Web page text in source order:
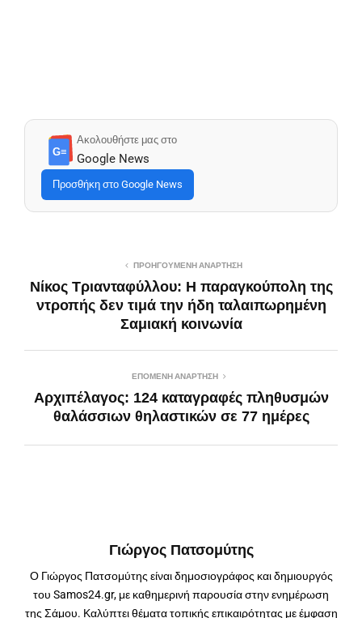
G≡
Ακολουθήστε μας στο
Google News
Προσθήκη στο Google News
ΠΡΟΗΓΟΎΜΕΝΗ ΑΝΆΡΤΗΣΗ
Νίκος Τριανταφύλλου: Η παραγκούπολη της
ντροπής δεν τιμά την ήδη ταλαιπωρημένη
Σαμιακή κοινωνία
ΕΠΌΜΕΝΗ ΑΝΆΡΤΗΣΗ
Αρχιπέλαγος: 124 καταγραφές πληθυσμών
θαλάσσιων θηλαστικών σε 77 ημέρες
Γιώργος Πατσομύτης
Ο Γιώργος Πατσομύτης είναι δημοσιογράφος και δημιουργός
του Samos24.gr, με καθημερινή παρουσία στην ενημέρωση
της Σάμου. Καλύπτει θέματα τοπικής επικαιρότητας με έμφαση